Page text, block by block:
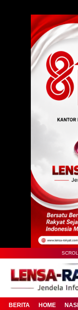
BERITA HOME